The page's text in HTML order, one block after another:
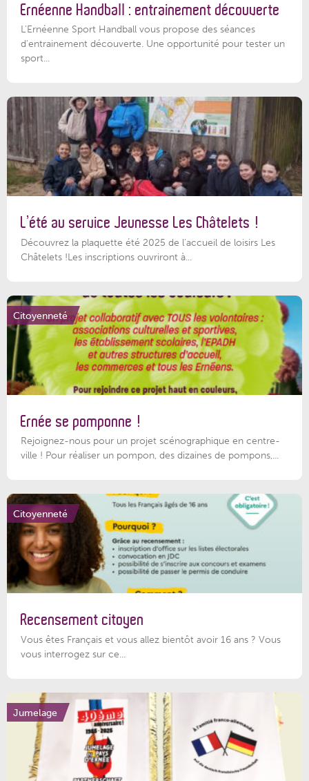
Ernéenne Handball : entrainement découverte
L'Ernéenne Sport Handball vous propose des séances
d'entrainement découverte. Une opportunité pour tester un
sport...
L’été au service Jeunesse Les Châtelets !
Découvrez la plaquette été 2025 de l’accueil de loisirs Les
Châtelets !Les inscriptions ouvriront à...
Citoyenneté
Ernée se pomponne !
Rejoignez-nous pour un projet scénographique en centre-
ville ! Pour réaliser un pompon, des dizaines de pompons,...
Citoyenneté
Recensement citoyen
Vous êtes Français et vous allez bientôt avoir 16 ans ? Vous
vous interrogez sur ce...
Jumelage